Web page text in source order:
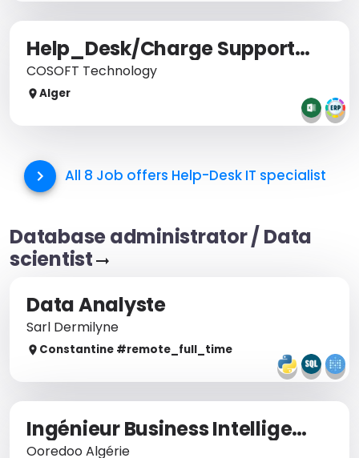
Help_Desk/Charge Support Et Formation
COSOFT Technology
Alger
All 8 Job offers Help-Desk IT specialist
Database administrator / Data
scientist
Data Analyste
Sarl Dermilyne
Constantine #remote_ full_time
Ingénieur Business Intelligence
Ooredoo Algérie